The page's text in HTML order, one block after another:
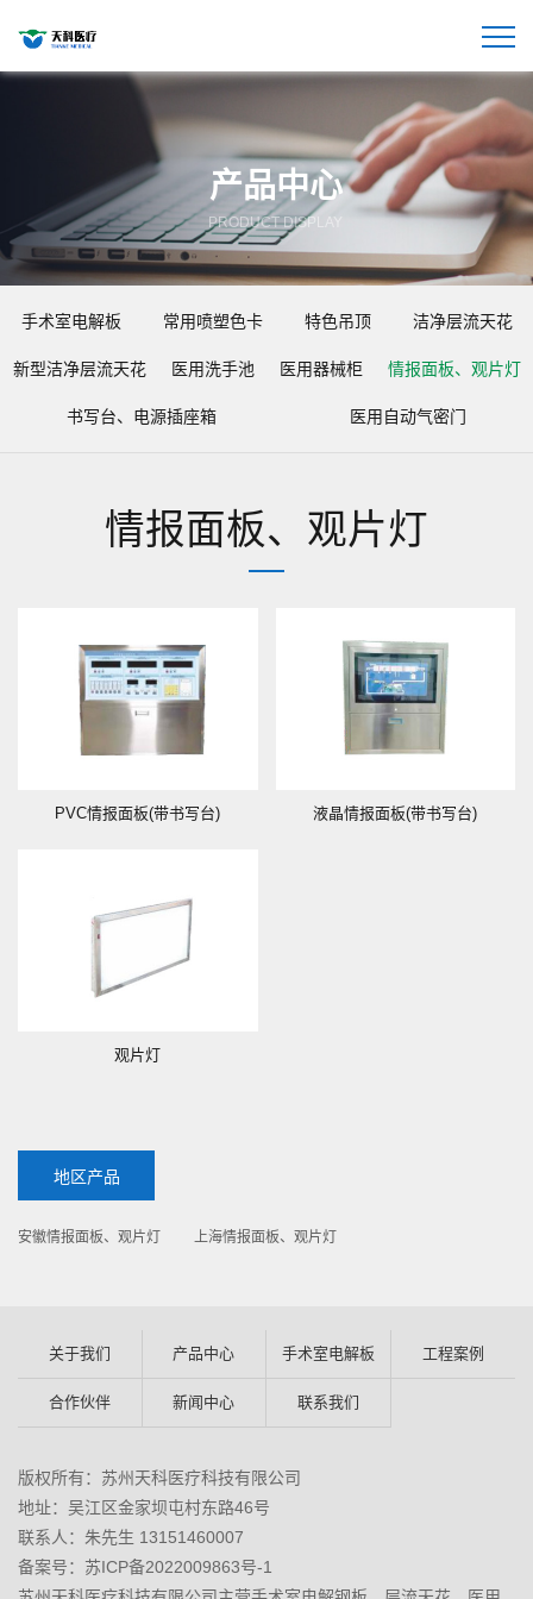
产品中心
PRODUCT DISPLAY
手术室电解板 常用喷塑色卡 特色吊顶 洁净层流天花
新型洁净层流天花 医用洗手池 医用器械柜 情报面板、观片灯
书写台、电源插座箱 医用自动气密门
情报面板、观片灯
PVC情报面板(带书写台) 液晶情报面板(带书写台)
观片灯
地区产品
安徽情报面板、观片灯 上海情报面板、观片灯
关于我们 产品中心 手术室电解板 工程案例
合作伙伴 新闻中心 联系我们
版权所有：苏州天科医疗科技有限公司
地址：吴江区金家坝屯村东路46号
联系人：朱先生 13151460007
备案号：苏ICP备2022009863号-1